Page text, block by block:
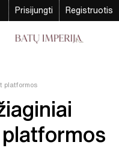
Prisijungti Registruotis
platformos